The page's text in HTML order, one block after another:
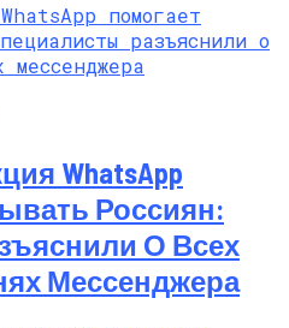
WhatsApp
Россиян:
О Всех
Мессенджера